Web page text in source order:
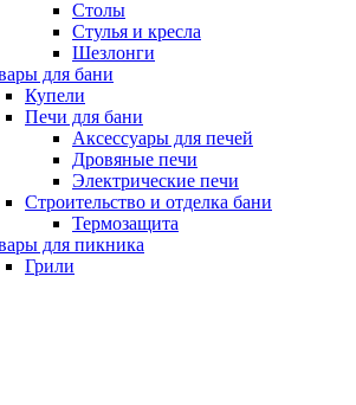
Столы
Стулья и кресла
Шезлонги
для бани
Купели
Печи для бани
Аксессуары для печей
Дровяные печи
Электрические печи
Строительство и отделка бани
Термозащита
для пикника
Грили